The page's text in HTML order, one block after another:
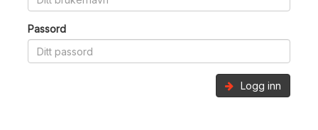
Passord
Logg inn